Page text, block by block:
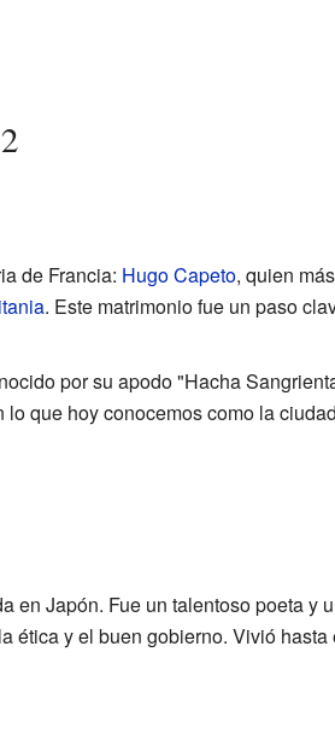
de Francia: Hugo Capeto, quien
. Este matrimonio fue un paso
por su apodo "Hacha
que hoy conocemos como la
en Japón. Fue un talentoso poeta y
ética y el buen gobierno. Vivió hasta